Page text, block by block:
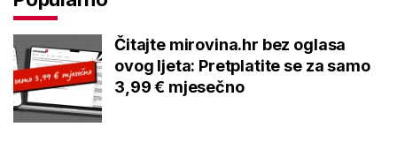
Čitajte mirovina.hr bez oglasa
ovog ljeta: Pretplatite se za samo
3,99 € mjesečno